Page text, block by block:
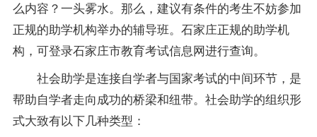
么内容？一头雾水。那么，建议有条件的考生不妨参加
正规的助学机构举办的辅导班。石家庄正规的助学机
构，可登录石家庄市教育考试信息网进行查询。
社会助学是连接自学者与国家考试的中间环节，是
帮助自学者走向成功的桥梁和纽带。社会助学的组织形
式大致有以下几种类型：